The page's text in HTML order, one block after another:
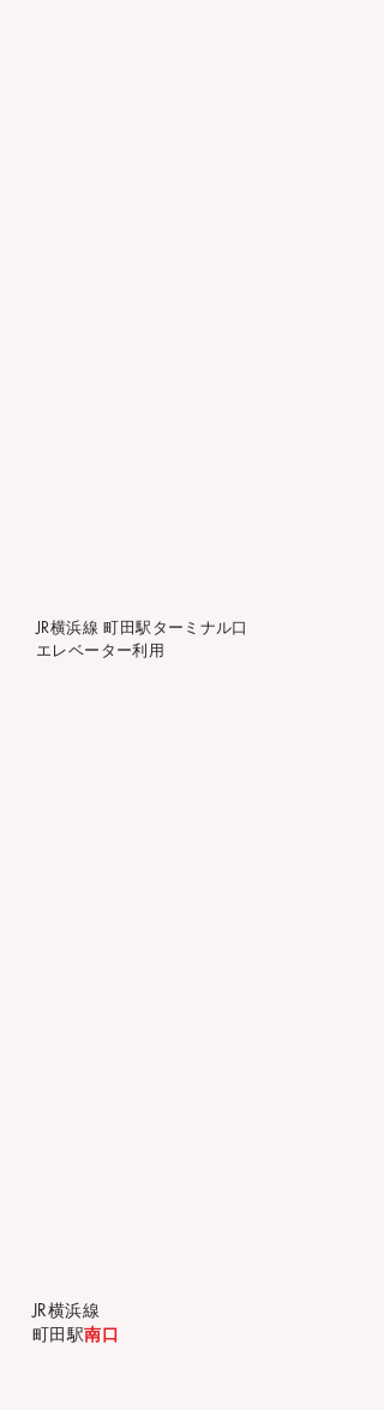
JR横浜線町田駅​ターミナル口
​エレベーター利用
JR横浜線
町田駅南口